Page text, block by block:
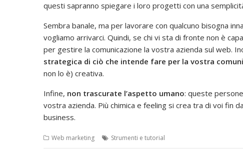
questi sapranno spiegare i loro progetti con una
Sembra banale, ma per lavorare con qualcuno bisogna
vogliamo arrivarci. Quindi, se chi vi sta di fronte non è
per gestire la comunicazione la vostra azienda sul web.
strategica di ciò che intende fare per la vostra
non lo è) creativa.
Infine, non trascurate l’aspetto umano: queste
vostra azienda. Più chimica e feeling si crea tra di voi
business.
Web marketing Strumenti e tutorial